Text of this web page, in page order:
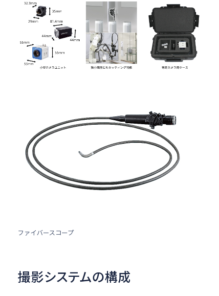
ファイバースコープ
撮影システムの構成